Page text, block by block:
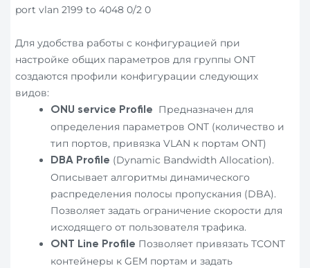
port vlan 2199 to 4048 0/2 0
Для удобства работы с конфигурацией при
настройке общих параметров для группы ONT
создаются профили конфигурации следующих
видов:
ONU service Profile
Предназначен для
определения параметров ONT (количество и
тип портов, привязка VLAN к портам ONT)
DBA Profile (Dynamic Bandwidth Allocation).
Описывает алгоритмы динамического
распределения полосы пропускания (DBA).
Позволяет задать ограничение скорости для
исходящего от пользователя трафика.
ONT Line Profile Позволяет привязать TCONT
контейнеры к GEM портам и задать